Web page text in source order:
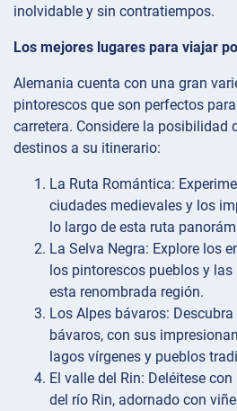
inolvidable y sin contratiempos.
Los mejores lugares para viajar
Alemania cuenta con una gran
pintorescos que son perfectos
carretera. Considere la posibilidad
destinos a su itinerario:
La Ruta Romántica:
ciudades medievales y los
lo largo de esta ruta
La Selva Negra: Explore los
los pintorescos pueblos y
esta renombrada región.
Los Alpes bávaros:
bávaros, con sus
lagos vírgenes y pueblos
El valle del Rin: Deléitese
del río Rin, adornado con